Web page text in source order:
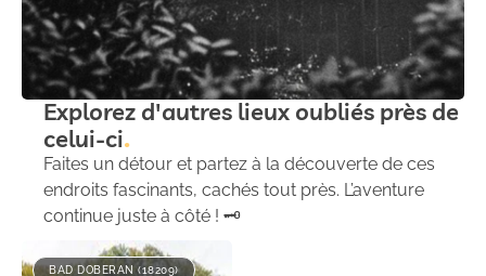
Explorez d'autres lieux oubliés près de
celui-ci
Faites un détour et partez à la découverte de ces
endroits fascinants, cachés tout près. L’aventure
continue juste à côté ! 🗝️
BAD DOBERAN (18209)